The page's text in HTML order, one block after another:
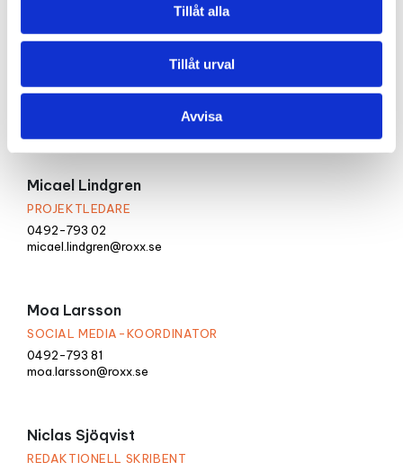
Tillåt alla
Tillåt urval
Avvisa
LOKALVÅRD
Micael Lindgren
PROJEKTLEDARE
0492-793 02
micael.lindgren@roxx.se
Moa Larsson
SOCIAL MEDIA-KOORDINATOR
0492-793 81
moa.larsson@roxx.se
Niclas Sjöqvist
REDAKTIONELL SKRIBENT